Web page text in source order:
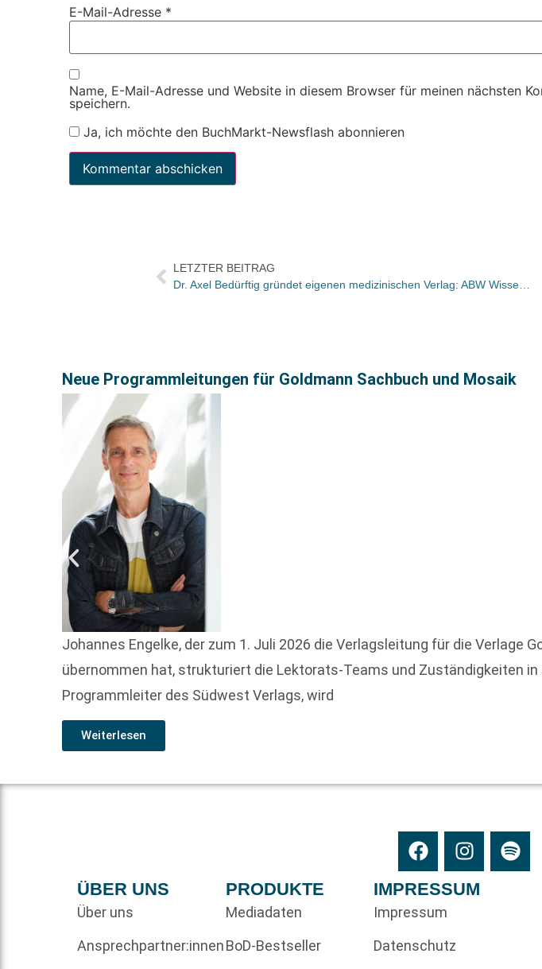
E-Mail-Adresse *
Name, E-Mail-Adresse und Website in diesem Browser für meinen nächsten
speichern.
Ja, ich möchte den BuchMarkt-Newsflash abonnieren
LETZTER BEITRAG
Neue Programmleitungen für Goldmann Sachbuch und Mosaik
Johannes Engelke, der zum 1. Juli 2026 die Verlagsleitung für die Verlage
übernommen hat, strukturiert die Lektorats-Teams und Zuständigkeiten
Programmleiter des Südwest Verlags, wird
Weiterlesen
ÜBER UNS
Über uns
Ansprechpartner:innen
PRODUKTE
Mediadaten
BoD-Bestseller
IMPRESSUM
Impressum
Datenschutz